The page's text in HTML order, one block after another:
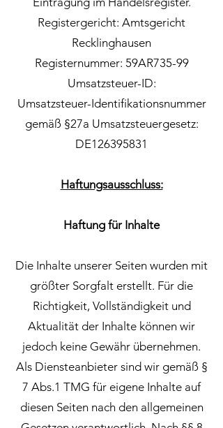
Registergericht: Amtsgericht
Recklinghausen
Registernummer: 59AR735-99
Umsatzsteuer-ID:
Umsatzsteuer-Identifikationsnummer
gemäß §27a Umsatzsteuergesetz:
DE126395831
Haftungsausschluss:
Haftung für Inhalte
Die Inhalte unserer Seiten wurden mit
größter Sorgfalt erstellt. Für die
Richtigkeit, Vollständigkeit und
Aktualität der Inhalte können wir
jedoch keine Gewähr übernehmen.
Als Diensteanbieter sind wir gemäß §
7 Abs.1 TMG für eigene Inhalte auf
diesen Seiten nach den allgemeinen